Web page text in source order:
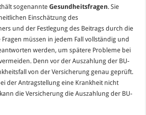
sogenannteGesundheitsfragen. Sie
Einschätzung des
und der Festlegung des Beitrags durch die
Fragen müssen in jedem Fall vollständig und
werden, um spätere Probleme bei
Denn vor der Auszahlung der BU-
von der Versicherung genau geprüft.
der Antragstellung eine Krankheit nicht
die Versicherung die Auszahlung der BU-